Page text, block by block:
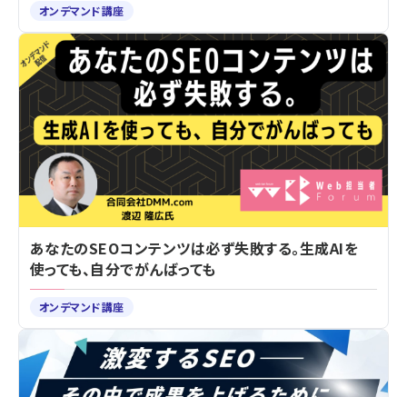
オンデマンド講座
あなたのSEOコンテンツは必ず失敗する。生成AIを
使っても、自分でがんばっても
オンデマンド講座